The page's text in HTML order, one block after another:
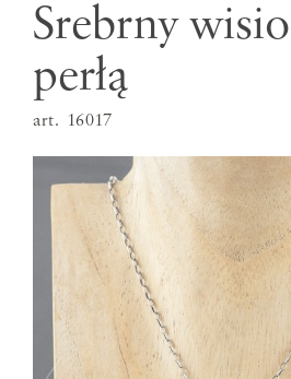
Srebrny
perłą
art. 16017